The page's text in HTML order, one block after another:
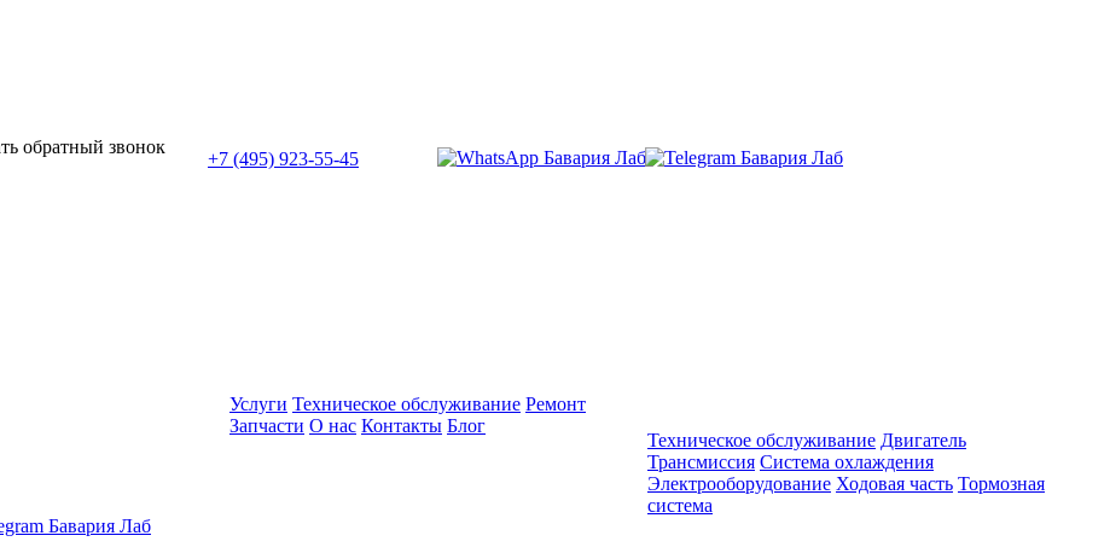
обратный звонок
+7 (495) 923-55-45
Услуги Техническое обслуживание Ремонт
Запчасти О нас Контакты Блог
Техническое обслуживание Двигатель
Трансмиссия Система охлаждения
Электрооборудование Ходовая часть Тормозная
система